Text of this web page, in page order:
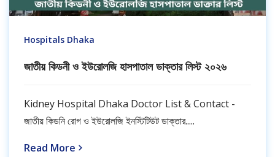
Hospitals Dhaka
জাতীয় কিডনী ও ইউরোলজি হাসপাতাল ডাক্তার লিস্ট ২০২৬
Kidney Hospital Dhaka Doctor List & Contact -
জাতীয় কিডনি রোগ ও ইউরোলজি ইনস্টিটিউট ডাক্তার.....
Read More